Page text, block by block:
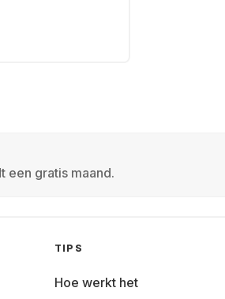
een gratis maand.
TIPS
Hoe werkt het